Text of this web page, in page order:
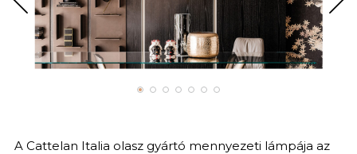
A Cattelan Italia olasz gyártó mennyezeti lámpája az